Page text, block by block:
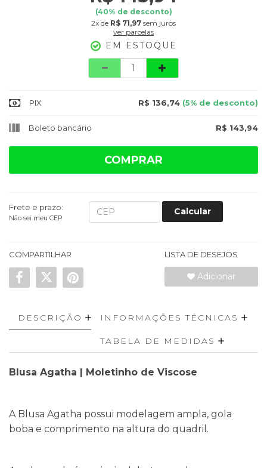
(40% de desconto)
2x de R$ 71,97 sem juros
ver parcelas
EM ESTOQUE
PIX R$ 136,74 (5% de desconto)
Boleto bancário R$ 143,94
COMPRAR
Frete e prazo:
Não sei meu CEP
Calcular
COMPARTILHAR LISTA DE DESEJOS
Adicionar
DESCRIÇÃO INFORMAÇÕES TÉCNICAS
TABELA DE MEDIDAS
Blusa Agatha | Moletinho de Viscose
A Blusa Agatha possui modelagem ampla, gola
boba e comprimento na altura do quadril.